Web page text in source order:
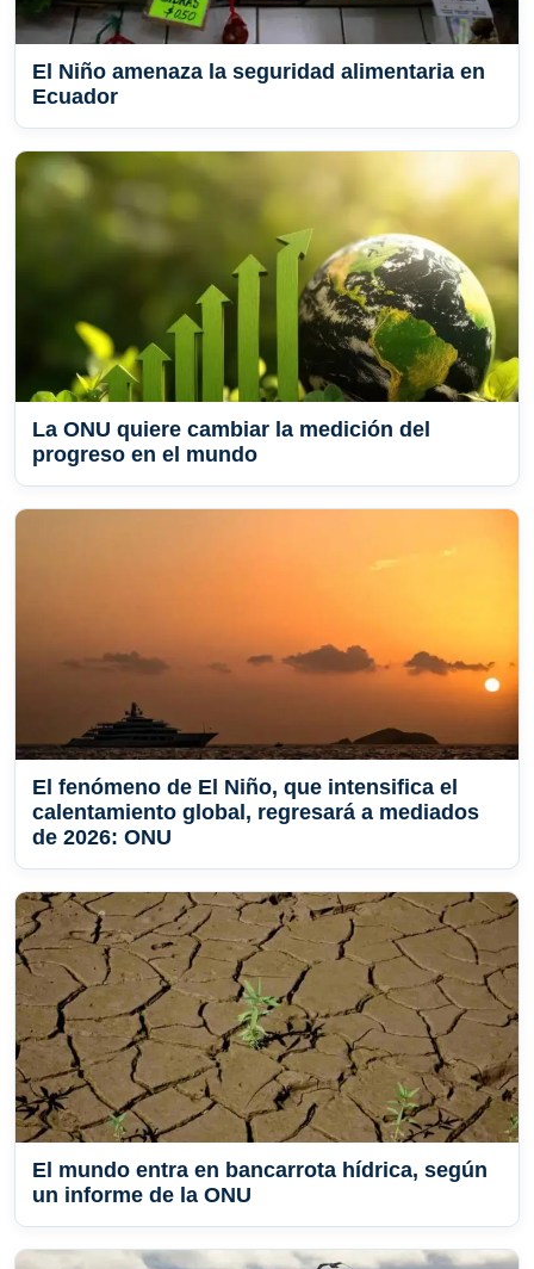
El Niño amenaza la seguridad alimentaria en
Ecuador
La ONU quiere cambiar la medición del
progreso en el mundo
El fenómeno de El Niño, que intensifica el
calentamiento global, regresará a mediados
de 2026: ONU
El mundo entra en bancarrota hídrica, según
un informe de la ONU